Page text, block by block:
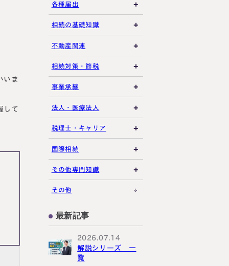
いま
して
生前贈与
その他贈与関連
その他所得税
遺言書
遺留分
遺産分割
相続登記・名義変更
相続放棄・限定承認
相続手続き全般
各種届出
税金の納付
死亡届・届出関連
延納・物納
相続の基礎知識
法定相続人・法定相続
分
相続財産
特別縁故者
特別受益・寄与分
不動産関連
建物・マンション評価
土地の評価
借地権・貸家
その他不動産
相続対策・節税
養子縁組・家族信託
生命保険活用
小規模企業共済
不動産活用
その他の相続対策
事業承継
非上場株式評価
自己株式・株式取得
種類株式・名義株
役員関連
事業承継税制
M&A・株式承継
法人・医療法人
社団法人
合同会社・持分会社
医療法人
税理士・キャリア
税理士選び・相談
税理士試験
税理士キャリア
採用・福利厚生
国際相続
米国関連
海外不動産
国際相続の基礎
その他専門知識
事例紹介
プロ向け情報
その他
最新記事
2026.07.14
解説シリーズ 一
覧